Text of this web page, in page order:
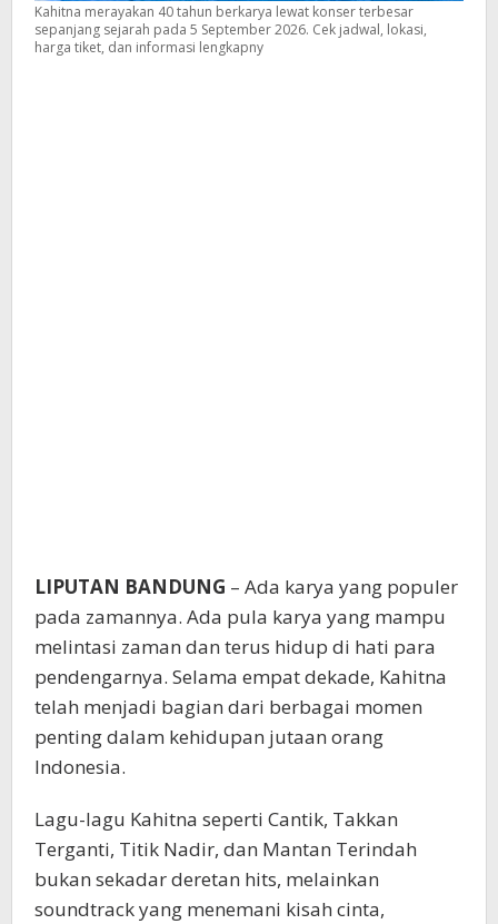
Kahitna merayakan 40 tahun berkarya lewat konser terbesar
sepanjang sejarah pada 5 September 2026. Cek jadwal, lokasi,
harga tiket, dan informasi lengkapny
LIPUTAN BANDUNG – Ada karya yang populer
pada zamannya. Ada pula karya yang mampu
melintasi zaman dan terus hidup di hati para
pendengarnya. Selama empat dekade, Kahitna
telah menjadi bagian dari berbagai momen
penting dalam kehidupan jutaan orang
Indonesia.
Lagu-lagu Kahitna seperti Cantik, Takkan
Terganti, Titik Nadir, dan Mantan Terindah
bukan sekadar deretan hits, melainkan
soundtrack yang menemani kisah cinta,